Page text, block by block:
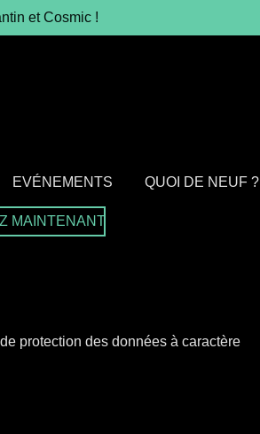
et Cosmic !
EVÉNEMENTS QUOI DE NEUF ?
MAINTENANT
protection des données à caractère